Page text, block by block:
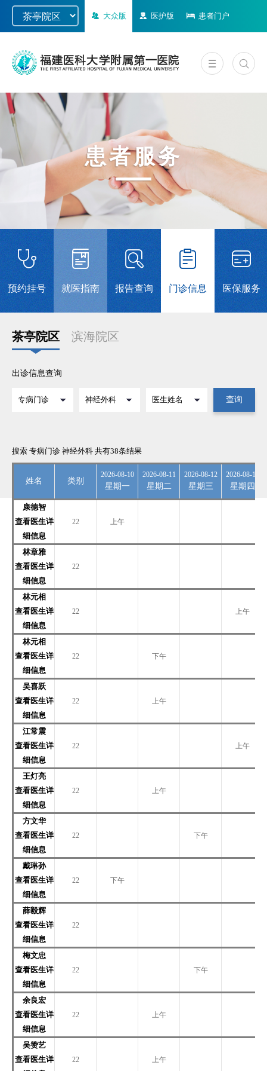
大众版 医护版 患者门户
患者服务
预约挂号 就医指南 报告查询 门诊信息 医保服务
茶亭院区 滨海院区
出诊信息查询
查询
搜索 专病门诊 神经外科 共有38条结果
姓名 类别
2026-08-10
星期一
2026-08-11
星期二
2026-08-12
星期三
2026-08-13
星期四
康德智
查看医生详
细信息
22 上午
林章雅
查看医生详
细信息
22
林元相
查看医生详
细信息
22 上午
林元相
查看医生详
细信息
22 下午
吴喜跃
查看医生详
细信息
22 上午
江常震
查看医生详
细信息
22 上午
王灯亮
查看医生详
细信息
22 上午
方文华
查看医生详
细信息
22 下午
戴琳孙
查看医生详
细信息
22 下午
薛毅辉
查看医生详
细信息
22
梅文忠
查看医生详
细信息
22 下午
余良宏
查看医生详
细信息
22 上午
吴赞艺
查看医生详
22 上午